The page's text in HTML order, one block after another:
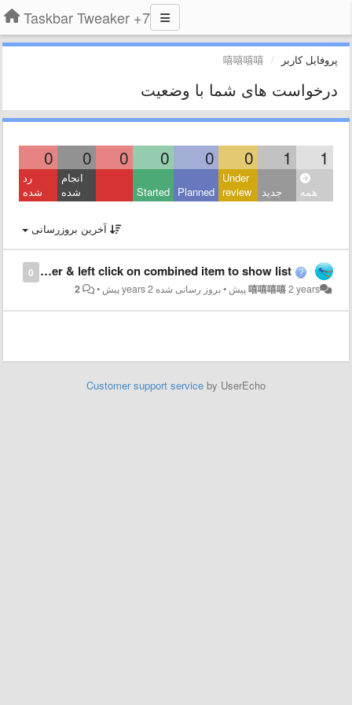
7+ Taskbar Tweaker
پروفایل کاربر 嘻嘻嘻嘻
درخواست های شما با وضعیت
1
1
0
0
0
0
0
0
همه جدید
Under
review
Planned
Started
انجام
شده
رد
شده
آخرین بروزرسانی
0 is it possible that do nothing when hover & left click on combined item to show list ?
嘻嘻嘻嘻2 years پیش •بروز رسانی شده2 years پیش •
2
Customer support service by UserEcho